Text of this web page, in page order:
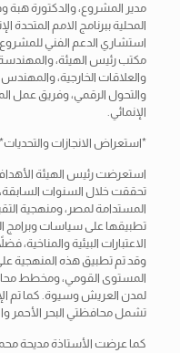
مدير المشروع، والدكتورة هبة
المحلية ببرنامج الامم المتحدة
استشاري الدعم الفني
مكتب رئيس الهيئة، والمهندسة
والعلاقات الخارجية،
والتحول الرقمي، وفريق عمل
الإنمائي.
*استعراض الانجازات والتحديات*
استعرضت رئيس الهيئة الأهداف
تحققت خلال السنوات السابقة،
تطبيقها على سياسات وبرامج
الاعتبارات البيئية والمناخية،
وقد تم تطبيق هذه المنهجية
المستوى القومي، ومخطط
لمدن العريش وسيوة. كما تم
تشمل محافظتي البحر الأحمر
كما عرضت الأستاذة مديحة